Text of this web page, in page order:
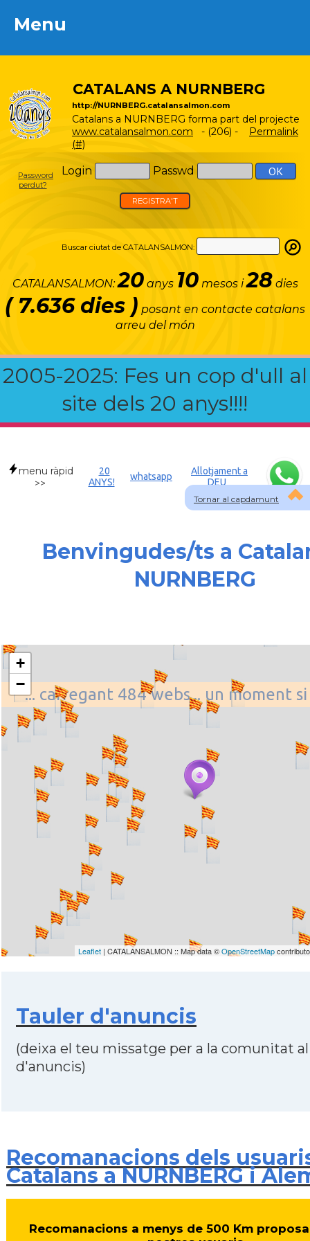
Menu
CATALANS A NURNBERG
http://NURNBERG.catalansalmon.com
Catalans a NURNBERG forma part del projecte
www.catalansalmon.com - (206) - Permalink
(#)
Login Passwd
Password
perdut?
REGISTRA'T
Buscar ciutat de CATALANSALMON:
CATALANSALMON:20anys 10mesos i28 dies
( 7.636 dies ) posant en contacte catalans
arreu del món
2005-2025: Fes un cop d'ull al
site dels 20 anys!!!!
Menu
Tornar al capdamunt
menu ràpid
>>
20
ANYS!
whatsapp
Allotjament a
DEU
Benvingudes/ts a
NURNBERG
... carregant 484 webs... un moment
+
−
Leaflet | CATALANSALMON :: Map data ©OpenStreetMap
Tauler d'anuncis
(deixa el teu missatge per a la comunitat
d'anuncis)
Recomanacions dels
Catalans a NURNBERG i
Recomanacions a menys de 500 Km